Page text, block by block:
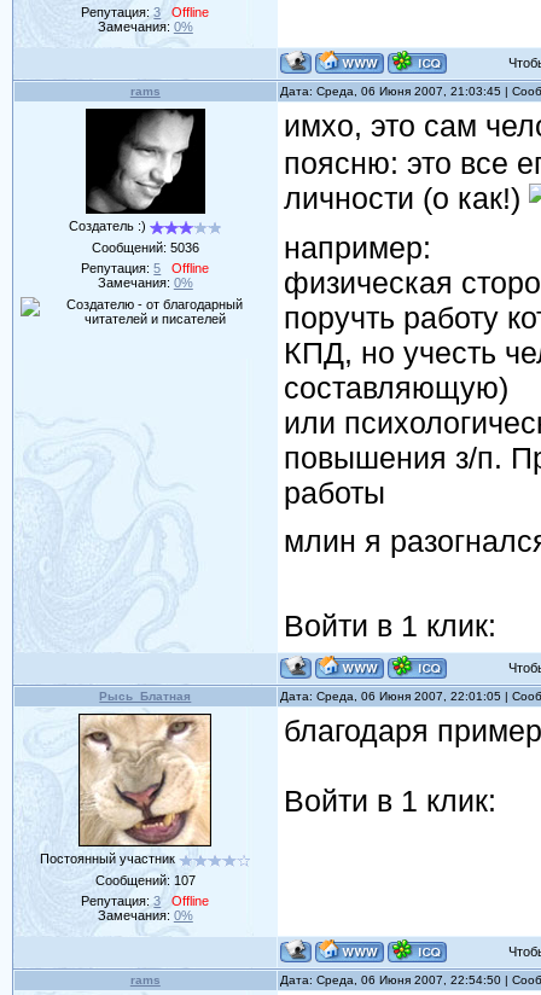
Репутация:3
Offline
Замечания: 0%
rams Дата: Среда, 06 Июня 2007, 21:03:45 |
Создатель :)
Сообщений: 5036
Репутация:5
Offline
Замечания: 0%
имхо, это сам
поясню: это все
личности (о как!)
например:
физическая
поручть работу
КПД, но учесть
составляющую)
или
повышения з/п.
работы
млин я
Войти в 1 клик:
Рысь_Блатная Дата: Среда, 06 Июня 2007, 22:01:05 |
Постоянный участник
Сообщений: 107
Репутация:3
Offline
Замечания: 0%
благодаря
Войти в 1 клик:
rams Дата: Среда, 06 Июня 2007, 22:54:50 |